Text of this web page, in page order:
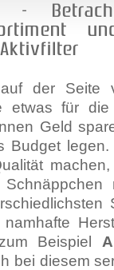
-
auf der
etwas für
Geld
Budget
Beispiel
bei diesem